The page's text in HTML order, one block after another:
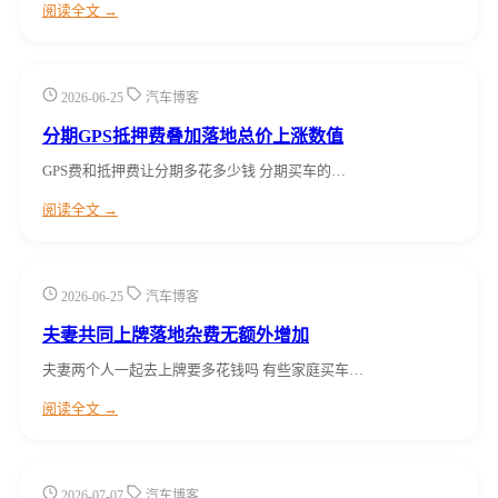
阅读全文 →
2026-06-25 汽车博客
分期GPS抵押费叠加落地总价上涨数值
GPS费和抵押费让分期多花多少钱 分期买车的…
阅读全文 →
2026-06-25 汽车博客
夫妻共同上牌落地杂费无额外增加
夫妻两个人一起去上牌要多花钱吗 有些家庭买车…
阅读全文 →